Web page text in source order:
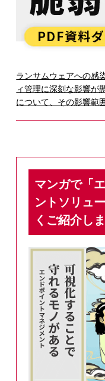
ランサムウェアへの感
ィ管理に深刻な影響が
について、その影響範
マンガで「
ントソリュ
くご紹介し